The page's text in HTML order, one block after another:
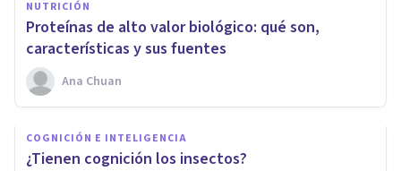
NUTRICIÓN
Proteínas de alto valor biológico: qué son,
características y sus fuentes
Ana Chuan
COGNICIÓN E INTELIGENCIA
¿Tienen cognición los insectos?